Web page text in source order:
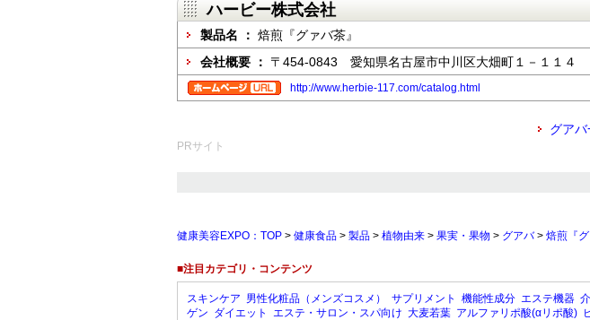
ハービー株式会社
製品名 ： 焙煎『グァバ茶』
会社概要 ： 〒454-0843 愛知県名古屋市中川区大畑町１－１１４
http://www.herbie-117.com/catalog.html
グア
PRサイト
健康美容EXPO：TOP > 健康食品 > 製品 > 植物由来 > 果実・果物 > グアバ> 焙煎『グ
■注目カテゴリ・コンテンツ
スキンケア 男性化粧品（メンズコスメ） サプリメント 機能性成分 エステ機器
ゲン ダイエット エステ・サロン・スパ向け 大麦若葉 アルファリポ酸(αリポ酸)